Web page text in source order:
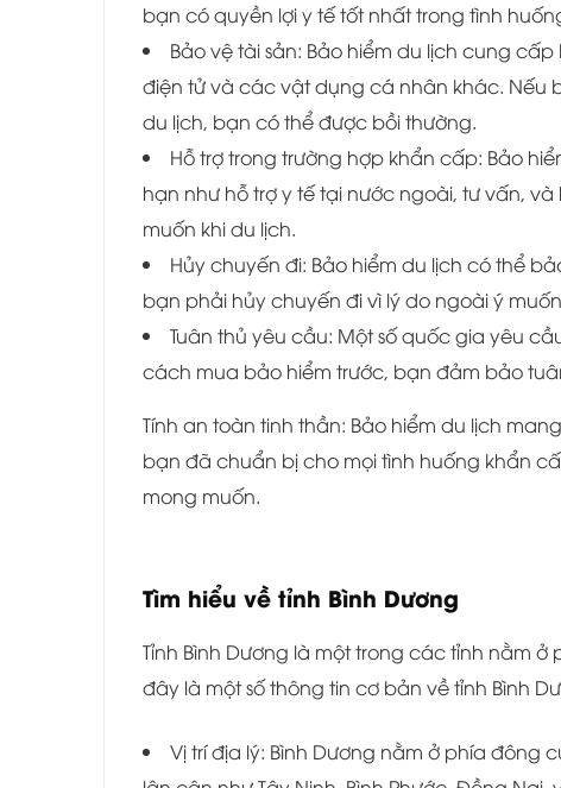
bạn có quyền lợi y tế tốt nhất trong tình
Bảo vệ tài sản: Bảo hiểm du lịch cung
điện tử và các vật dụng cá nhân khác. Nếu
du lịch, bạn có thể được bồi thường.
Hỗ trợ trong trường hợp khẩn cấp: Bảo
hạn như hỗ trợ y tế tại nước ngoài, tư vấn,
muốn khi du lịch.
Hủy chuyến đi: Bảo hiểm du lịch có thể
bạn phải hủy chuyến đi vì lý do ngoài ý
Tuân thủ yêu cầu: Một số quốc gia yêu
cách mua bảo hiểm trước, bạn đảm bảo
Tính an toàn tinh thần: Bảo hiểm du lịch
bạn đã chuẩn bị cho mọi tình huống khẩn
mong muốn.
Tìm hiểu về tỉnh Bình Dương
Tỉnh Bình Dương là một trong các tỉnh nằm
đây là một số thông tin cơ bản về tỉnh Bình
Vị trí địa lý: Bình Dương nằm ở phía đông